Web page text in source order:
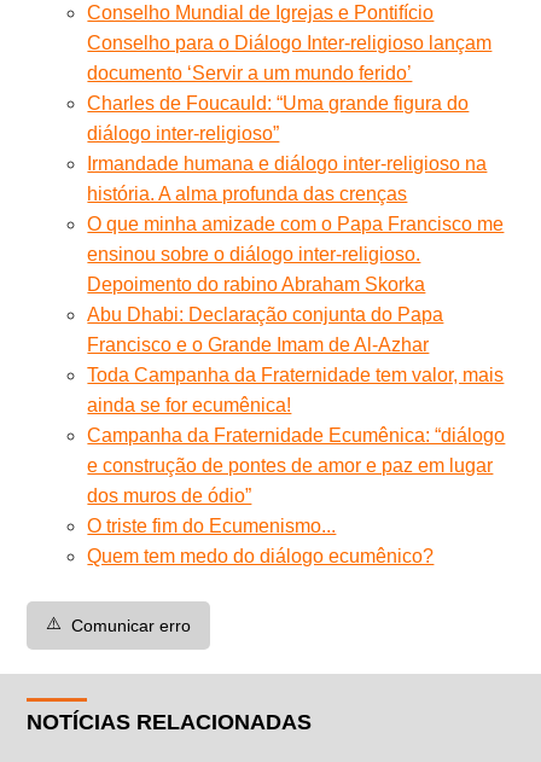
Conselho Mundial de Igrejas e Pontifício
Conselho para o Diálogo Inter-religioso lançam
documento ‘Servir a um mundo ferido’
Charles de Foucauld: “Uma grande figura do
diálogo inter-religioso”
Irmandade humana e diálogo inter-religioso na
história. A alma profunda das crenças
O que minha amizade com o Papa Francisco me
ensinou sobre o diálogo inter-religioso.
Depoimento do rabino Abraham Skorka
Abu Dhabi: Declaração conjunta do Papa
Francisco e o Grande Imam de Al-Azhar
Toda Campanha da Fraternidade tem valor, mais
ainda se for ecumênica!
Campanha da Fraternidade Ecumênica: “diálogo
e construção de pontes de amor e paz em lugar
dos muros de ódio”
O triste fim do Ecumenismo...
Quem tem medo do diálogo ecumênico?
⚠️ Comunicar erro
NOTÍCIAS RELACIONADAS